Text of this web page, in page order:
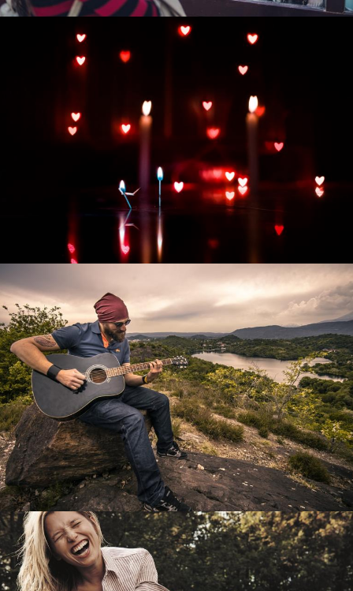
Развитие интернет-магазина "Всё для
праздника"
Смотреть проект
Перевод интернет-магазина
Guitaramania.ru на 1С-Битрикс
Смотреть проект